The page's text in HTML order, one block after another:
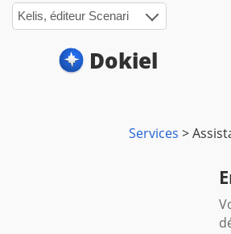
Kelis, éditeur Scenari
Dokiel
Services >